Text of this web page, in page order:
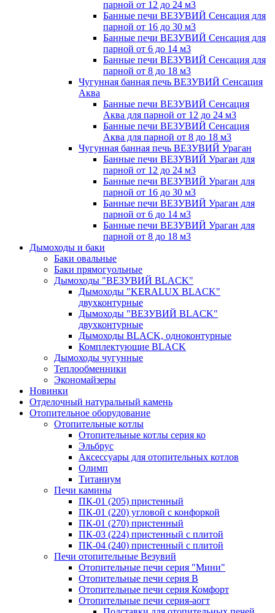
парной от 12 до 24 м3
Банные печи ВЕЗУВИЙ Сенсация для
парной от 16 до 30 м3
Банные печи ВЕЗУВИЙ Сенсация для
парной от 6 до 14 м3
Банные печи ВЕЗУВИЙ Сенсация для
парной от 8 до 18 м3
Чугунная банная печь ВЕЗУВИЙ Сенсация
Аква
Банные печи ВЕЗУВИЙ Сенсация
Аква для парной от 12 до 24 м3
Банные печи ВЕЗУВИЙ Сенсация
Аква для парной от 8 до 18 м3
Чугунная банная печь ВЕЗУВИЙ Ураган
Банные печи ВЕЗУВИЙ Ураган для
парной от 12 до 24 м3
Банные печи ВЕЗУВИЙ Ураган для
парной от 16 до 30 м3
Банные печи ВЕЗУВИЙ Ураган для
парной от 6 до 14 м3
Банные печи ВЕЗУВИЙ Ураган для
парной от 8 до 18 м3
Дымоходы и баки
Баки овальные
Баки прямогуольные
Дымоходы "ВЕЗУВИЙ BLACK"
Дымоходы "KERALUX BLACK"
двухконтурные
Дымоходы "ВЕЗУВИЙ BLACK"
двухконтурные
Дымоходы BLACK, одноконтурные
Комплектующие BLACK
Дымоходы чугунные
Теплообменники
Экономайзеры
Новинки
Отделочный натуральный камень
Отопительное оборудование
Отопительные котлы
Отопительные котлы серия ко
Эльбрус
Аксессуары для отопительных котлов
Олимп
Титаниум
Печи камины
ПК-01 (205) пристенный
ПК-01 (220) угловой с конфоркой
ПК-01 (270) пристенный
ПК-03 (224) пристенный с плитой
ПК-04 (240) пристенный с плитой
Печи отопительные Везувий
Отопительные печи серия "Мини"
Отопительные печи серия В
Отопительные печи серия Комфорт
Отопительные печи серия-аогт